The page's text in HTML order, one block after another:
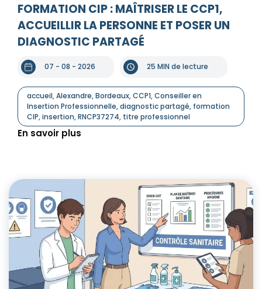
FORMATION CIP : MAÎTRISER LE CCP1,
ACCUEILLIR LA PERSONNE ET POSER UN
DIAGNOSTIC PARTAGÉ
07 - 08 - 2026 25 MIN de lecture
accueil,Alexandre,Bordeaux,CCP1,Conseiller en
Insertion Professionnelle,diagnostic partagé, formation
CIP,insertion,RNCP37274, titre professionnel
En savoir plus